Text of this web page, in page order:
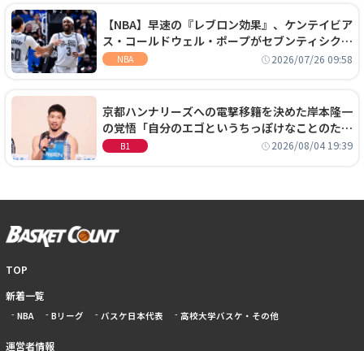
【NBA】早速の『レブロン効果』、ケンテイビア
ス・コールドウェル・ポープがセブンティシクサ
ーズに1年契約で加入
NBA 2026/07/26 09:58
京都ハンナリーズへの電撃移籍を決めた岸本隆一
の覚悟「自分のエゴというちっぽけなことのため
に、京都に来たわけではない」
B1 2026/08/04 19:39
TOP
新着一覧
NBA Bリーグ バスケ日本代表 高校大学バスケ・その他
運営者情報